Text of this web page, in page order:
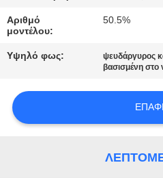
ΜΑΣ
ΜΙΑ
ΠΡΟΣΦΟΡΆ
Αριθμό
μοντέλου:
50.5%
Υψηλό φως: ψευδάργυρος
βασισμένη στο